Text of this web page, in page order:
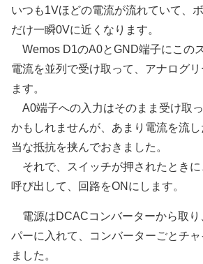
いつも1Vほどの電流が流れていて、
だけ一瞬0Vに近くなります。
Wemos D1のA0とGND端子にこの
電流を並列で受け取って、アナログ
ます。
A0端子への入力はそのまま受け取
かもしれませんが、あまり電流を流
当な抵抗を挟んでおきました。
それで、スイッチが押されたときに
呼び出して、回路をONにします。
電源はDCACコンバーターから取り
パーに入れて、コンバーターごとチ
ました。